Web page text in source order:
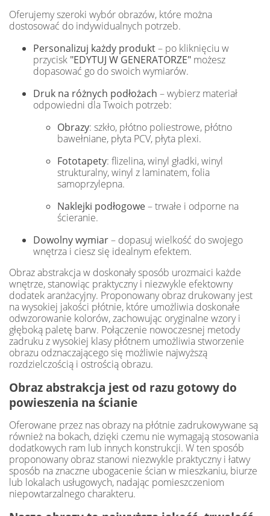
Oferujemy szeroki wybór obrazów, które można
dostosować do indywidualnych potrzeb.
Personalizuj każdy produkt– po kliknięciu w
przycisk "EDYTUJ W GENERATORZE" możesz
dopasować go do swoich wymiarów.
Druk na różnych podłożach – wybierz materiał
odpowiedni dla Twoich potrzeb:
Obrazy: szkło, płótno poliestrowe, płótno
bawełniane, płyta PCV, płyta plexi.
Fototapety: flizelina, winyl gładki, winyl
strukturalny, winyl z laminatem, folia
samoprzylepna.
Naklejki podłogowe– trwałe i odporne na
ścieranie.
Dowolny wymiar– dopasuj wielkość do swojego
wnętrza i ciesz się idealnym efektem.
Obraz abstrakcja w doskonały sposób urozmaici każde
wnętrze, stanowiąc praktyczny i niezwykle efektowny
dodatek aranżacyjny. Proponowany obraz drukowany jest
na wysokiej jakości płótnie, które umożliwia doskonałe
odwzorowanie kolorów, zachowując oryginalne wzory i
głęboką paletę barw. Połączenie nowoczesnej metody
zadruku z wysokiej klasy płótnem umożliwia stworzenie
obrazu odznaczającego się możliwie najwyższą
rozdzielczością i ostrością obrazu.
Obraz abstrakcja jest od razu gotowy do
powieszenia na ścianie
Oferowane przez nas obrazy na płótnie zadrukowywane są
również na bokach, dzięki czemu nie wymagają stosowania
dodatkowych ram lub innych konstrukcji. W ten sposób
proponowany obraz stanowi niezwykle praktyczny i łatwy
sposób na znaczne ubogacenie ścian w mieszkaniu, biurze
lub lokalach usługowych, nadając pomieszczeniom
niepowtarzalnego charakteru.